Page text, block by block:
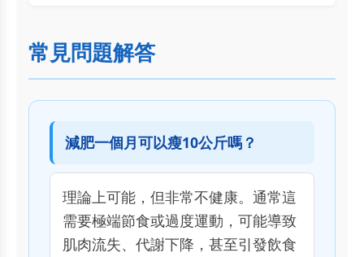
常見問題解答
減肥一個月可以瘦10公斤嗎？
理論上可能，但非常不健康。通常這
需要極端節食或過度運動，可能導致
肌肉流失、代謝下降，甚至引發飲食